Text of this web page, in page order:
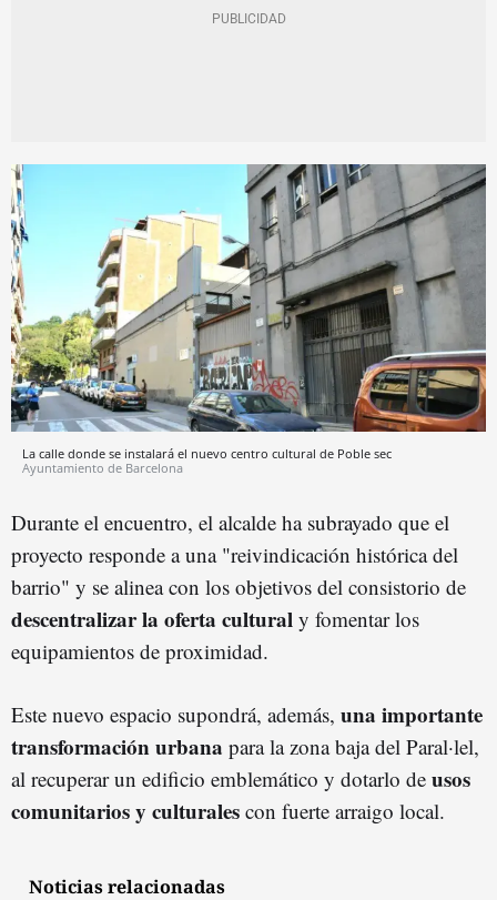
La calle donde se instalará el nuevo centro cultural de Poble sec
Ayuntamiento de Barcelona
Durante el encuentro, el alcalde ha subrayado que el
proyecto responde a una "reivindicación histórica del
barrio" y se alinea con los objetivos del consistorio de
descentralizar la oferta cultural y fomentar los
equipamientos de proximidad.
Este nuevo espacio supondrá, además, una importante
transformación urbana para la zona baja del Paral·lel,
al recuperar un edificio emblemático y dotarlo de usos
comunitarios y culturales con fuerte arraigo local.
Noticias relacionadas